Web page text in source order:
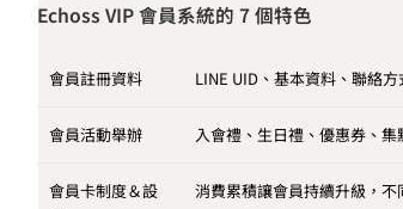
Echoss VIP 會員系統的 7 個特色
會員註冊資料 LINE UID、基本資料、聯絡
會員活動舉辦 入會禮、生日禮、優惠券、
會員卡制度＆設
消費累積讓會員持續升級，